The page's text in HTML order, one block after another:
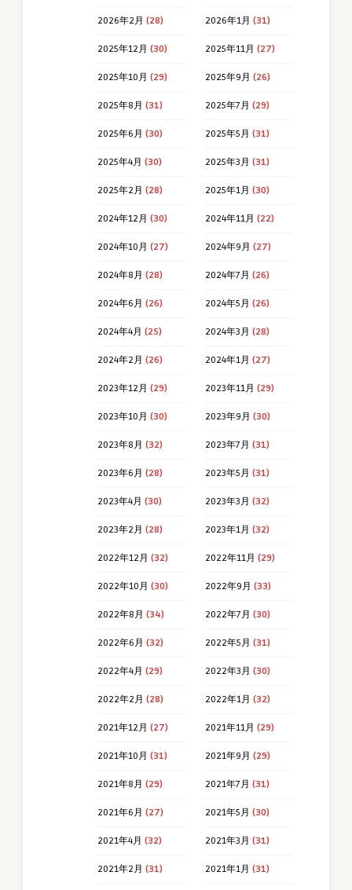
2026年2月 (28) 2026年1月 (31)
2025年12月 (30) 2025年11月 (27)
2025年10月 (29) 2025年9月 (26)
2025年8月 (31) 2025年7月 (29)
2025年6月 (30) 2025年5月 (31)
2025年4月 (30) 2025年3月 (31)
2025年2月 (28) 2025年1月 (30)
2024年12月 (30) 2024年11月 (22)
2024年10月 (27) 2024年9月 (27)
2024年8月 (28) 2024年7月 (26)
2024年6月 (26) 2024年5月 (26)
2024年4月 (25) 2024年3月 (28)
2024年2月 (26) 2024年1月 (27)
2023年12月 (29) 2023年11月 (29)
2023年10月 (30) 2023年9月 (30)
2023年8月 (32) 2023年7月 (31)
2023年6月 (28) 2023年5月 (31)
2023年4月 (30) 2023年3月 (32)
2023年2月 (28) 2023年1月 (32)
2022年12月 (32) 2022年11月 (29)
2022年10月 (30) 2022年9月 (33)
2022年8月 (34) 2022年7月 (30)
2022年6月 (32) 2022年5月 (31)
2022年4月 (29) 2022年3月 (30)
2022年2月 (28) 2022年1月 (32)
2021年12月 (27) 2021年11月 (29)
2021年10月 (31) 2021年9月 (29)
2021年8月 (29) 2021年7月 (31)
2021年6月 (27) 2021年5月 (30)
2021年4月 (32) 2021年3月 (31)
2021年2月 (31) 2021年1月 (31)